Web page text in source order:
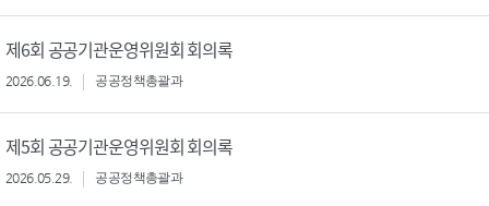
제6회 공공기관운영위원회 회의록
2026.06.19. 공공정책총괄과
제5회 공공기관운영위원회 회의록
2026.05.29. 공공정책총괄과